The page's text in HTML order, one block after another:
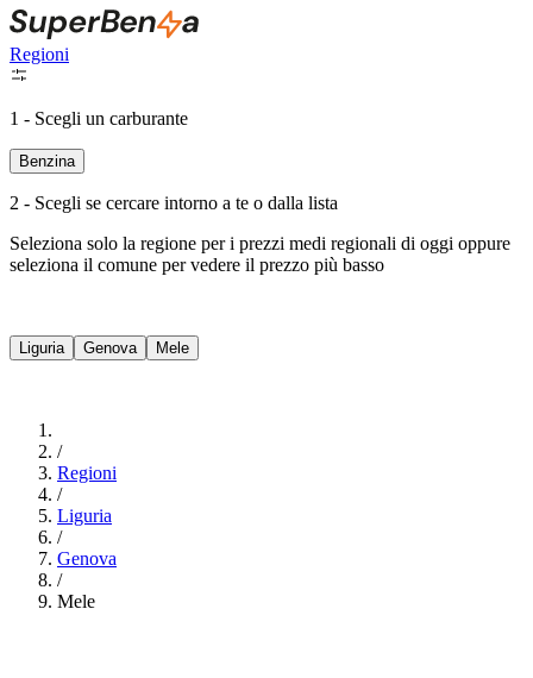
Regioni
1 - Scegli un carburante
Benzina
2 - Scegli se cercare intorno a te o dalla lista
Seleziona solo la regione per i prezzi medi regionali di oggi oppure
seleziona il comune per vedere il prezzo più basso
Liguria Genova Mele
/
Regioni
/
Liguria
/
Genova
/
Mele